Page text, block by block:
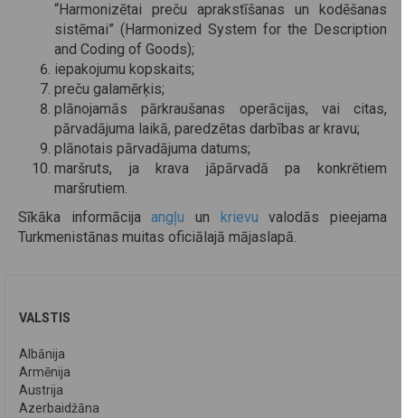
“Harmonizētai preču aprakstīšanas un kodēšanas
sistēmai” (Harmonized System for the Description
and Coding of Goods);
iepakojumu kopskaits;
preču galamērķis;
plānojamās pārkraušanas operācijas, vai citas,
pārvadājuma laikā, paredzētas darbības ar kravu;
plānotais pārvadājuma datums;
maršruts, ja krava jāpārvadā pa konkrētiem
maršrutiem.
Sīkāka informācijaangļu un krievu valodās pieejama
Turkmenistānas muitas oficiālajā mājaslapā.
VALSTIS
Albānija
Armēnija
Austrija
Azerbaidžāna